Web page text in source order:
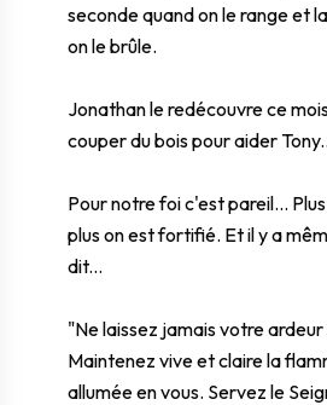
seconde quand on le range et
on le brûle.
Jonathan le redécouvre ce
couper du bois pour aider
Pour notre foi c'est pareil...
plus on est fortifié. Et il y a
dit...
"Ne laissez jamais votre
Maintenez vive et claire la
allumée en vous. Servez le